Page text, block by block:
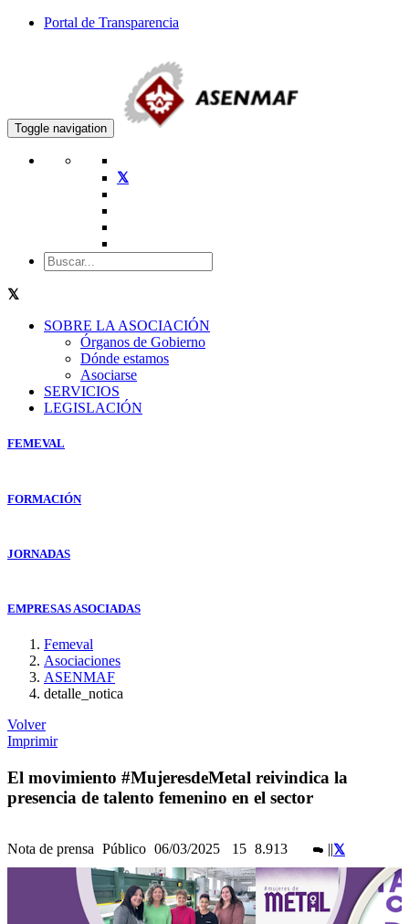
Portal de Transparencia
Toggle navigation
SOBRE LA ASOCIACIÓN
Órganos de Gobierno
Dónde estamos
Asociarse
SERVICIOS
LEGISLACIÓN
FEMEVAL
FORMACIÓN
JORNADAS
EMPRESAS ASOCIADAS
Femeval
Asociaciones
ASENMAF
detalle_notica
Volver
Imprimir
El movimiento #MujeresdeMetal reivindica la
presencia de talento femenino en el sector
Nota de prensa Público 06/03/2025 15 8.913